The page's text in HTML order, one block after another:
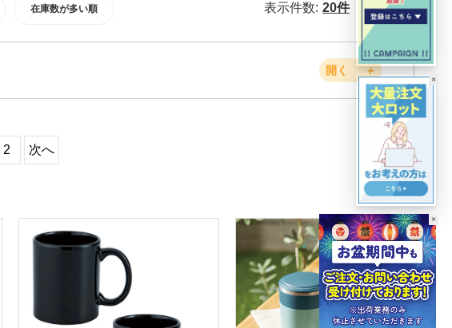
在庫数が多い順 表示件数: 20件 40件 60件
開く ＋
2 次へ
×
×